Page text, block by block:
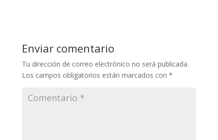
Enviar comentario
Tu dirección de correo electrónico no será publicada.
Los campos obligatorios están marcados con *